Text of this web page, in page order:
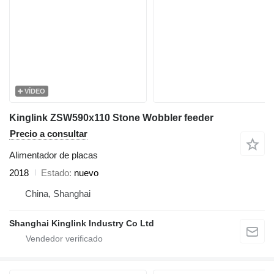
VÍDEO
Kinglink ZSW590x110 Stone Wobbler feeder
Precio a consultar
Alimentador de placas
2018
Estado nuevo
China, Shanghai
Shanghai Kinglink Industry Co Ltd